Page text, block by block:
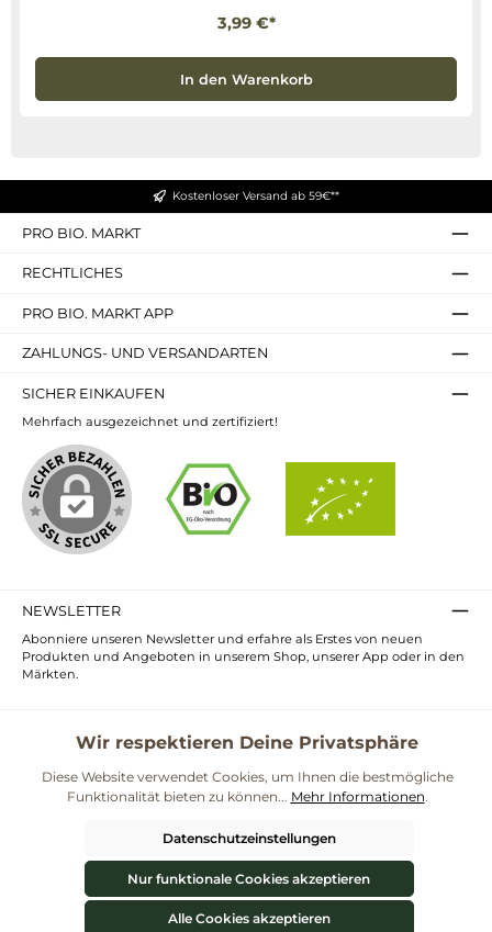
3,99 €*
In den Warenkorb
Kostenloser Versand ab 59€**
PRO BIO. MARKT
RECHTLICHES
PRO BIO. MARKT APP
ZAHLUNGS- UND VERSANDARTEN
SICHER EINKAUFEN
Mehrfach ausgezeichnet und zertifiziert!
NEWSLETTER
Abonniere unseren Newsletter und erfahre als Erstes von neuen
Produkten und Angeboten in unserem Shop, unserer App oder in den
Märkten.
Datenschutzbestimmungen
zur Kenntnis genommen und
die
AGBgelesen und bin mit ihnen einverstanden.
Blog Themenwelt Darmgesundheit
**Kostenloser Versand ab 59€ nur mit einem pro.bio MARKT Kundenkonto * Alle
Preise inkl. gesetzl. Mehrwertsteuer zzgl.
Versandkosten
Nachnahmegebühren, wenn nicht anders angegeben.
Wir respektieren Deine Privatsphäre
Diese Website verwendet Cookies, um Ihnen die bestmögliche
Funktionalität bieten zu können... Mehr Informationen.
Datenschutzeinstellungen
Nur funktionale Cookies akzeptieren
Alle Cookies akzeptieren